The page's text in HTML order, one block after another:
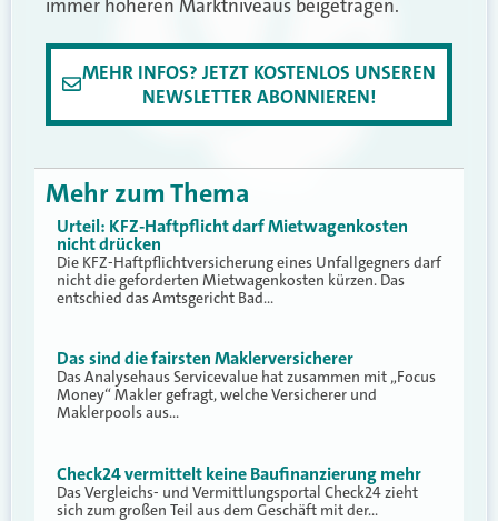
immer höheren Marktniveaus beigetragen.
MEHR INFOS? JETZT KOSTENLOS UNSEREN
NEWSLETTER ABONNIEREN!
Mehr zum Thema
Urteil: KFZ-Haftpflicht darf Mietwagenkosten
nicht drücken
Die KFZ-Haftpflichtversicherung eines Unfallgegners darf
nicht die geforderten Mietwagenkosten kürzen. Das
entschied das Amtsgericht Bad…
Das sind die fairsten Maklerversicherer
Das Analysehaus Servicevalue hat zusammen mit „Focus
Money“ Makler gefragt, welche Versicherer und
Maklerpools aus…
Check24 vermittelt keine Baufinanzierung mehr
Das Vergleichs- und Vermittlungsportal Check24 zieht
sich zum großen Teil aus dem Geschäft mit der…